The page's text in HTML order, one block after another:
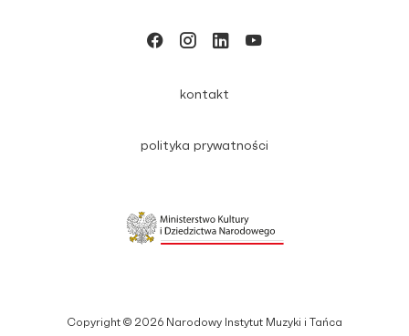
Copyright © 2026 Narodowy Instytut Muzyki i Tańca
kontakt
polityka prywatności